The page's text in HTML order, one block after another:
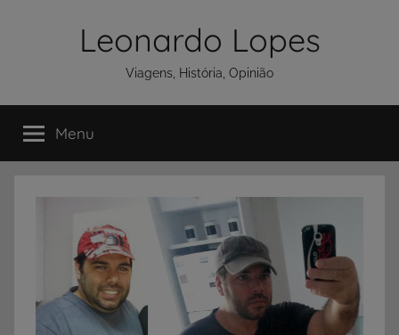
Leonardo Lopes
Viagens, História, Opinião
Menu